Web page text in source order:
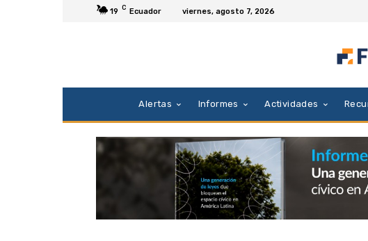
19 C Ecuador viernes, agosto 7, 2026
Alertas Informes Actividades